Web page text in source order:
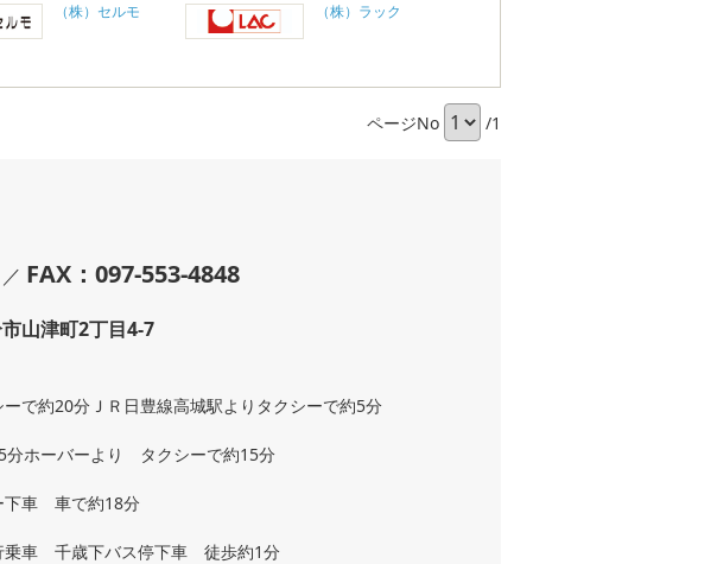
（株）セルモ （株）ラック
ページNo /1
／ FAX：097-553-4848
山津町2丁目4-7
で約20分ＪＲ日豊線高城駅よりタクシーで約5分
ホーバーより タクシーで約15分
下車 車で約18分
乗車 千歳下バス停下車 徒歩約1分